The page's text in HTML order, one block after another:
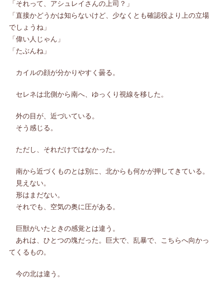
「それって、アシュレイさんの上司？」
「直接かどうかは知らないけど、少なくとも確認役より上の立場
でしょうね」
「偉い人じゃん」
「たぶんね」
カイルの顔が分かりやすく曇る。
セレネは北側から南へ、ゆっくり視線を移した。
外の目が、近づいている。
そう感じる。
ただし、それだけではなかった。
南から近づくものとは別に、北からも何かが押してきている。
見えない。
形はまだない。
それでも、空気の奥に圧がある。
巨獣がいたときの感覚とは違う。
あれは、ひとつの塊だった。巨大で、乱暴で、こちらへ向かっ
てくるもの。
今の北は違う。